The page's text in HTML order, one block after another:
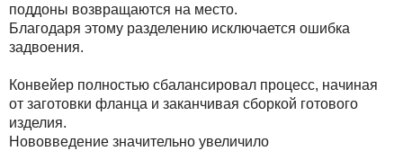
поддоны возвращаются на место.
Благодаря этому разделению исключается ошибка
задвоения.
Конвейер полностью сбалансировал процесс, начиная
от заготовки фланца и заканчивая сборкой готового
изделия.
Нововведение значительно увеличило